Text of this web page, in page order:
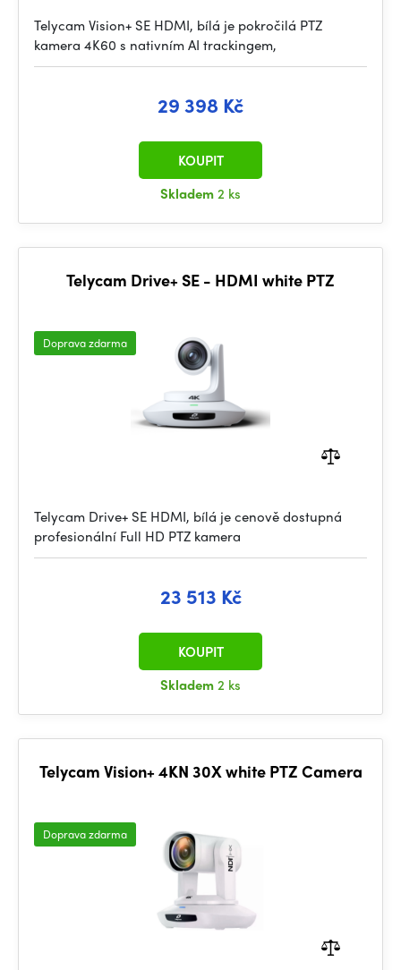
Telycam Vision+ SE HDMI, bílá je pokročilá PTZ
kamera 4K60 s nativním AI trackingem,
29 398 Kč
Skladem2 ks
KOUPIT
Telycam Drive+ SE - HDMI white PTZ
Doprava zdarma
Telycam Drive+ SE HDMI, bílá je cenově dostupná
profesionální Full HD PTZ kamera
23 513 Kč
Skladem2 ks
KOUPIT
Telycam Vision+ 4KN 30X white PTZ Camera
Doprava zdarma